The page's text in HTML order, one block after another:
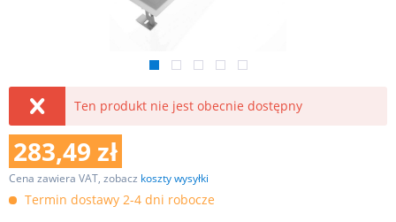
Ten produkt nie jest obecnie dostępny
283,49 zł
Cena zawiera VAT, zobacz koszty wysyłki
Termin dostawy 2-4 dni robocze